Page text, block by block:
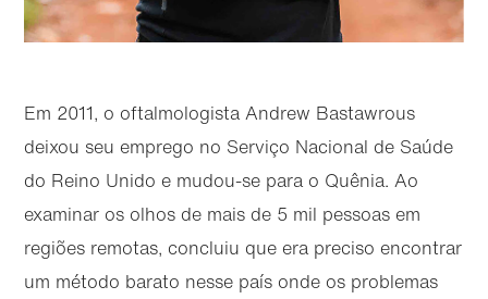
Em 2011, o oftalmologista Andrew Bastawrous
deixou seu emprego no Serviço Nacional de Saúde
do Reino Unido e mudou-se para o Quênia. Ao
examinar os olhos de mais de 5 mil pessoas em
regiões remotas, concluiu que era preciso encontrar
um método barato nesse país onde os problemas